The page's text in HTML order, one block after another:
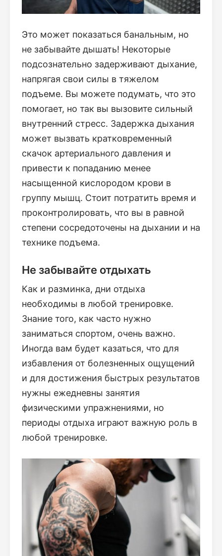
Это может показаться банальным, но
не забывайте дышать! Некоторые
подсознательно задерживают дыхание,
напрягая свои силы в тяжелом
подъеме. Вы можете подумать, что это
помогает, но так вы вызовите сильный
внутренний стресс. Задержка дыхания
может вызвать кратковременный
скачок артериального давления и
привести к попаданию менее
насыщенной кислородом крови в
группу мышц. Стоит потратить время и
проконтролировать, что вы в равной
степени сосредоточены на дыхании и на
технике подъема.
Не забывайте отдыхать
Как и разминка, дни отдыха
необходимы в любой тренировке.
Знание того, как часто нужно
заниматься спортом, очень важно.
Иногда вам будет казаться, что для
избавления от болезненных ощущений
и для достижения быстрых результатов
нужны ежедневны занятия
физическими упражнениями, но
периоды отдыха играют важную роль в
любой тренировке.